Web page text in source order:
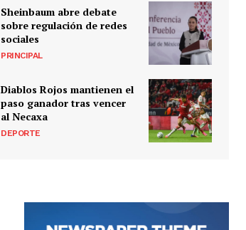
Sheinbaum abre debate
sobre regulación de redes
sociales
PRINCIPAL
Diablos Rojos mantienen el
paso ganador tras vencer
al Necaxa
DEPORTE